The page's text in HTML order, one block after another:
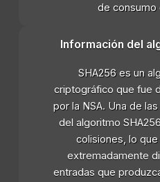
de consumo
Información del
SHA256 es un
criptográfico que fue
por la NSA. Una de
del algoritmo
colisiones, lo
extremadamente
entradas que